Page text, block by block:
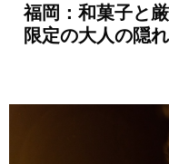
福岡：和菓子と
限定の大人の隠